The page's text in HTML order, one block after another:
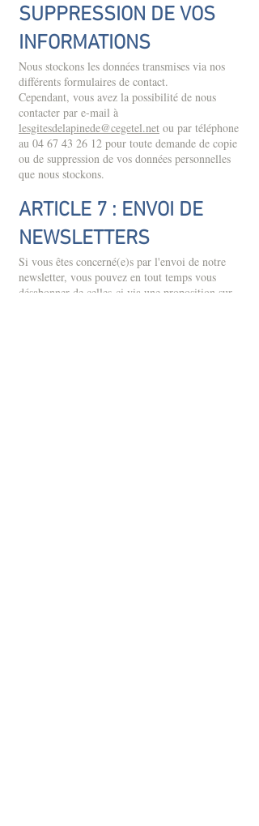
SUPPRESSION DE VOS
INFORMATIONS
Nous stockons les données transmises via nos
différents formulaires de contact.
Cependant, vous avez la possibilité de nous
contacter par e-mail à
lesgitesdelapinede@cegetel.net ou par téléphone
au 04 67 43 26 12 pour toute demande de copie
ou de suppression de vos données personnelles
que nous stockons.​
ARTICLE 7 : ENVOI DE
NEWSLETTERS​
Si vous êtes concerné(e)s par l'envoi de notre
newsletter, vous pouvez en tout temps vous
désabonner de celles-ci via une proposition sur